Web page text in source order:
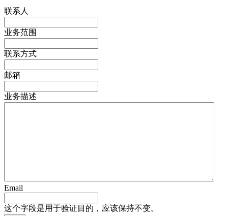
联系人
业务范围
联系方式
邮箱
业务描述
Email
这个字段是用于验证目的，应该保持不变。